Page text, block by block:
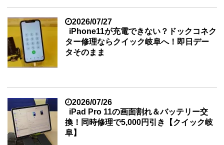
2026/07/27
iPhone11が充電できない？ドックコネク
ター修理ならクイック岐阜へ！即日デー
タそのまま
2026/07/26
iPad Pro 11の画面割れ＆バッテリー交
換！同時修理で5,000円引き【クイック岐
阜】